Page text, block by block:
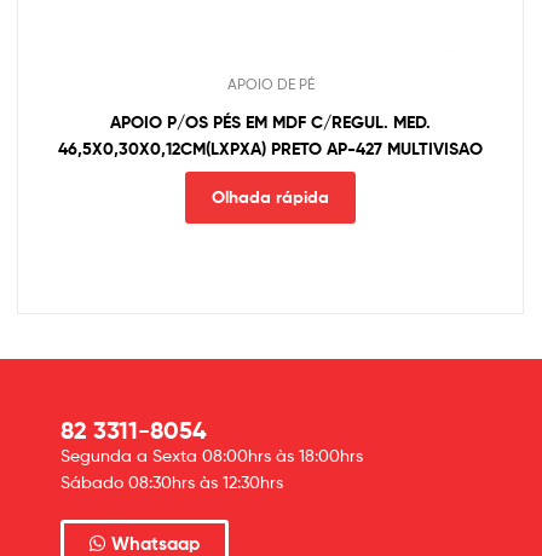
APOIO DE PÉ
APOIO P/OS PÉS EM MDF C/REGUL. MED.
46,5X0,30X0,12CM(LXPXA) PRETO AP-427 MULTIVISAO
Olhada rápida
82 3311-8054
Segunda a Sexta 08:00hrs às 18:00hrs
Sábado 08:30hrs às 12:30hrs
Whatsaap